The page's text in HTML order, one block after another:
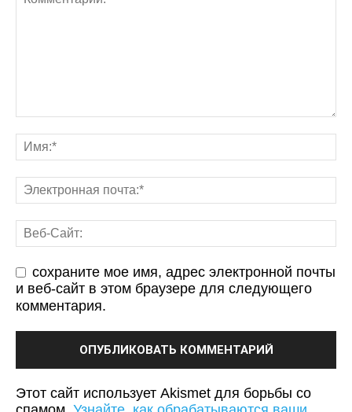
сохраните мое имя, адрес электронной почты
и веб-сайт в этом браузере для следующего
комментария.
Этот сайт использует Akismet для борьбы со